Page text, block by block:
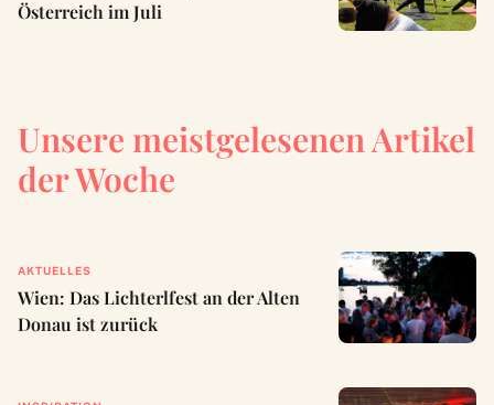
Österreich im Juli
Unsere meistgelesenen Artikel
der Woche
AKTUELLES
Wien: Das Lichterlfest an der Alten
Donau ist zurück